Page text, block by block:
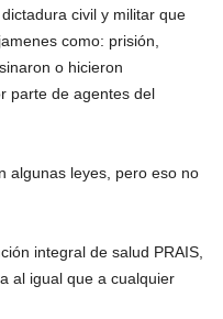
civil y militar que
como: prisión,
o hicieron
parte de agentes del
algunas leyes, pero eso no
integral de salud PRAIS,
al igual que a cualquier